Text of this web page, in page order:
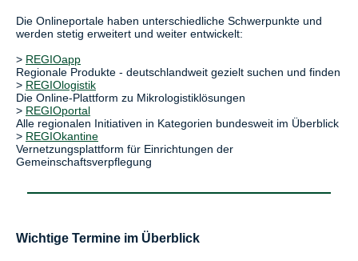
Die Onlineportale haben unterschiedliche Schwerpunkte und
werden stetig erweitert und weiter entwickelt:
> REGIOapp
Regionale Produkte - deutschlandweit gezielt suchen und finden
> REGIOlogistik
Die Online-Plattform zu Mikrologistiklösungen
> REGIOportal
Alle regionalen Initiativen in Kategorien bundesweit im Überblick
> REGIOkantine
Vernetzungsplattform für Einrichtungen der
Gemeinschaftsverpflegung
Wichtige Termine im Überblick